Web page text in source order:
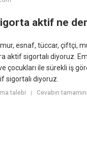
aktif ne
esnaf, tüccar, çiftçi,
aktif sigortalı diyoruz.
çocukları ile sürekli iş
sigortalı diyoruz.
talebi |Cevabın